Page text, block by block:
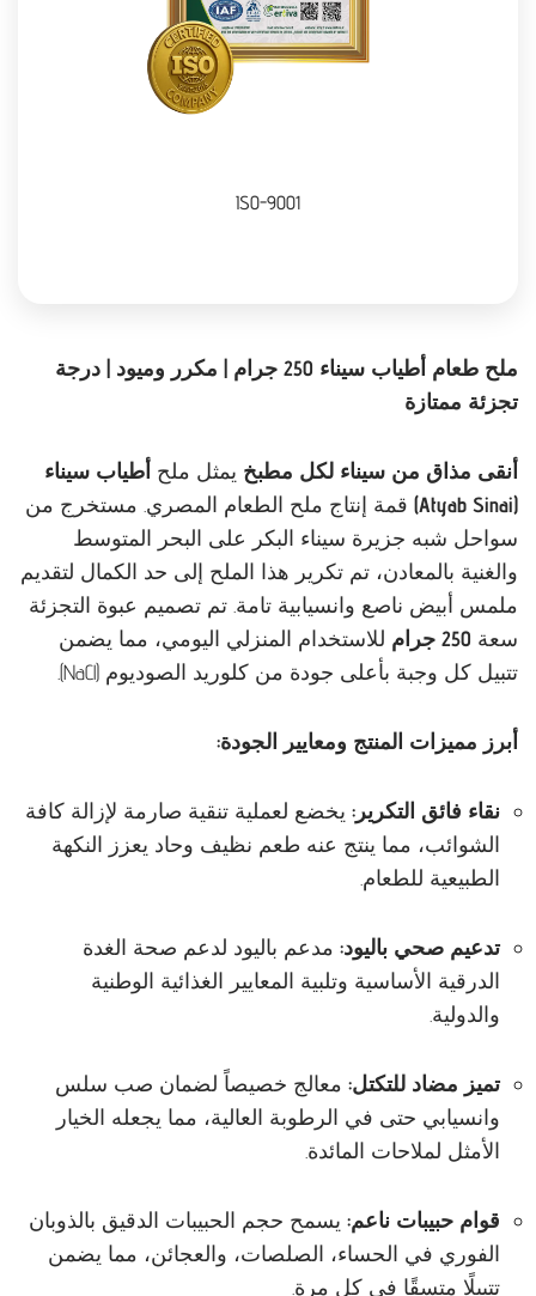
ISO-9001
ملح طعام أطياب سيناء 250 جرام | مكرر وميود | درجة
تجزئة ممتازة
أنقى مذاق من سيناء لكل مطبخ يمثل ملح أطياب سيناء
(Atyab Sinai)
قمة إنتاج ملح الطعام المصري. مستخرج من
سواحل شبه جزيرة سيناء البكر على البحر المتوسط
والغنية بالمعادن، تم تكرير هذا الملح إلى حد الكمال لتقديم
ملمس أبيض ناصع وانسيابية تامة. تم تصميم عبوة التجزئة
سعة 250 جرام
للاستخدام المنزلي اليومي، مما يضمن
تتبيل كل وجبة بأعلى جودة من كلوريد الصوديوم (NaCl).
أبرز مميزات المنتج ومعايير الجودة:
نقاء فائق التكرير: يخضع لعملية تنقية صارمة لإزالة كافة
الشوائب، مما ينتج عنه طعم نظيف وحاد يعزز النكهة
الطبيعية للطعام.
تدعيم صحي باليود: مدعم باليود لدعم صحة الغدة
الدرقية الأساسية وتلبية المعايير الغذائية الوطنية
والدولية.
تميز مضاد للتكتل: معالج خصيصاً لضمان صب سلس
وانسيابي حتى في الرطوبة العالية، مما يجعله الخيار
الأمثل لملاحات المائدة.
قوام حبيبات ناعم: يسمح حجم الحبيبات الدقيق بالذوبان
الفوري في الحساء، الصلصات، والعجائن، مما يضمن
تتبيلًا متسقًا في كل مرة.